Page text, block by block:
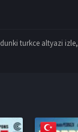
dunki turkce altyazi izle,